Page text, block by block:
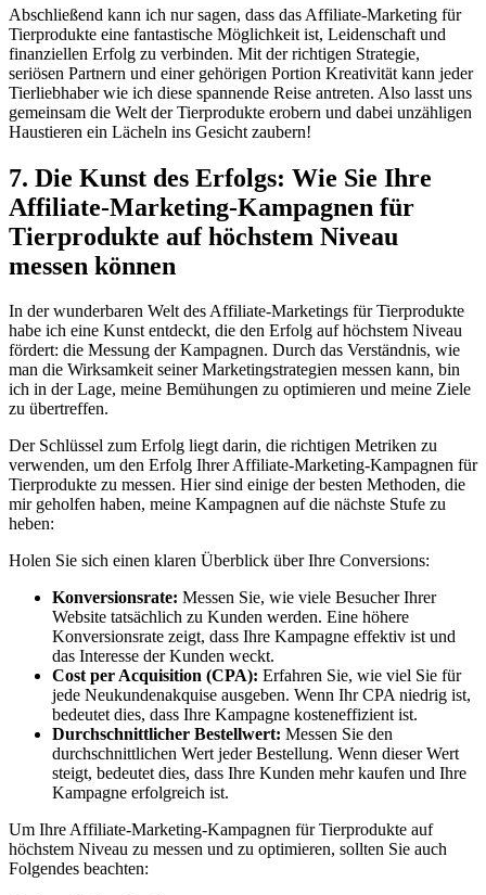
Abschließend ‌kann ⁢ich nur sagen,‌ dass das Affiliate-Marketing für
Tierprodukte eine ⁤fantastische ⁢Möglichkeit⁣ ist, Leidenschaft und
‌finanziellen Erfolg zu verbinden. Mit der richtigen Strategie,
seriösen Partnern und einer gehörigen⁢ Portion ⁢Kreativität kann​ jeder
Tierliebhaber wie ich diese​ spannende ⁤Reise antreten. Also​ lasst uns
gemeinsam die Welt der Tierprodukte erobern⁣ und ⁢dabei ‍unzähligen
Haustieren⁢ ein Lächeln ins Gesicht zaubern!
7. Die Kunst ⁢des Erfolgs: ⁣Wie ‌Sie​ Ihre
Affiliate-Marketing-Kampagnen für
Tierprodukte auf⁤ höchstem‌ Niveau‍
messen können
In der ​wunderbaren Welt des Affiliate-Marketings⁢ für Tierprodukte
habe‍ ich ‍eine⁣ Kunst entdeckt,​ die den ​Erfolg auf ⁢höchstem Niveau
fördert: ​die Messung der‌ Kampagnen.⁤ Durch das ‍Verständnis, wie
man die Wirksamkeit⁤ seiner Marketingstrategien⁣ messen kann,​ bin⁢
ich in der Lage, meine Bemühungen zu optimieren und meine​ Ziele
zu übertreffen.
Der Schlüssel zum Erfolg liegt⁣ darin, ⁤die ​richtigen ‍Metriken ⁢zu
verwenden, ‌um den Erfolg Ihrer Affiliate-Marketing-Kampagnen für
Tierprodukte zu messen. Hier sind ​einige der besten Methoden, die‌
mir geholfen haben, meine​ Kampagnen auf die nächste Stufe zu
heben:
Holen Sie sich einen klaren⁣ Überblick ⁤über Ihre‍ Conversions:
Konversionsrate: ⁢Messen Sie, ⁣wie‌ viele Besucher Ihrer
Website tatsächlich⁣ zu ​Kunden ‌werden. Eine ⁤höhere
Konversionsrate zeigt, dass Ihre⁢ Kampagne‍ effektiv ist und‌
das ⁢Interesse der‌ Kunden weckt.
Cost per Acquisition ⁣(CPA): Erfahren Sie, ⁢wie viel Sie für
jede ‍Neukundenakquise⁣ ausgeben. Wenn Ihr⁢ CPA niedrig⁤ ist,
bedeutet dies, dass ‌Ihre Kampagne⁣ kosteneffizient ⁢ist.
Durchschnittlicher Bestellwert: Messen Sie den
durchschnittlichen Wert jeder ⁢Bestellung. Wenn dieser Wert
⁢steigt, ‌bedeutet dies, dass ⁢Ihre​ Kunden mehr kaufen ​und Ihre
Kampagne erfolgreich ist.
Um Ihre‍ Affiliate-Marketing-Kampagnen für Tierprodukte auf
höchstem Niveau zu messen und ‌zu optimieren, ​sollten ‍Sie ‍auch
⁢Folgendes‍ beachten: